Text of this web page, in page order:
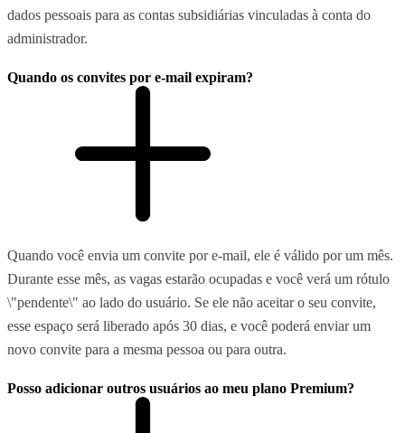
dados pessoais para as contas subsidiárias vinculadas à conta do
administrador.
Quando os convites por e-mail expiram?
Quando você envia um convite por e-mail, ele é válido por um mês.
Durante esse mês, as vagas estarão ocupadas e você verá um rótulo
\"pendente\" ao lado do usuário. Se ele não aceitar o seu convite,
esse espaço será liberado após 30 dias, e você poderá enviar um
novo convite para a mesma pessoa ou para outra.
Posso adicionar outros usuários ao meu plano Premium?